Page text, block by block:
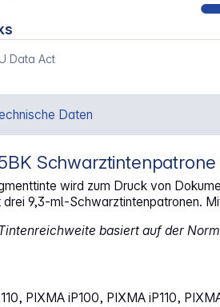
Data Act
Daten
"Canon PGI-35 BK schwarz Triple
wird zum Druck von
9,3-ml-Schwarztintenpatronen.
basiert auf der
PIXMA iP100, PIXMA iP110,